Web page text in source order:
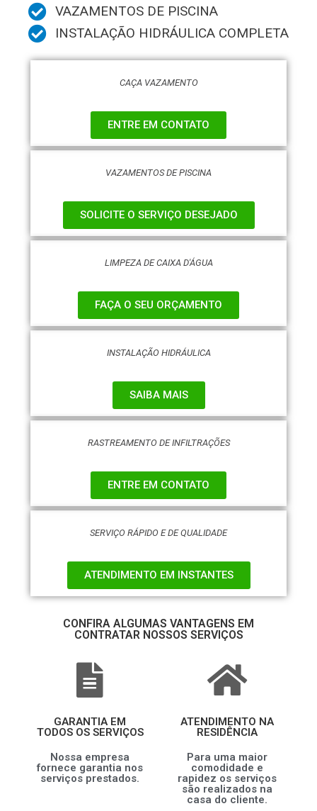
VAZAMENTOS DE PISCINA
INSTALAÇÃO HIDRÁULICA COMPLETA
CAÇA VAZAMENTO
ENTRE EM CONTATO
VAZAMENTOS DE PISCINA
SOLICITE O SERVIÇO DESEJADO
LIMPEZA DE CAIXA D'ÁGUA
FAÇA O SEU ORÇAMENTO
INSTALAÇÃO HIDRÁULICA
SAIBA MAIS
RASTREAMENTO DE INFILTRAÇÕES
ENTRE EM CONTATO
SERVIÇO RÁPIDO E DE QUALIDADE
ATENDIMENTO EM INSTANTES
CONFIRA ALGUMAS VANTAGENS EM
CONTRATAR NOSSOS SERVIÇOS
GARANTIA EM
TODOS OS SERVIÇOS
Nossa empresa
fornece garantia nos
serviços prestados.
ATENDIMENTO NA
RESIDÊNCIA
Para uma maior
comodidade e
rapidez os serviços
são realizados na
casa do cliente.